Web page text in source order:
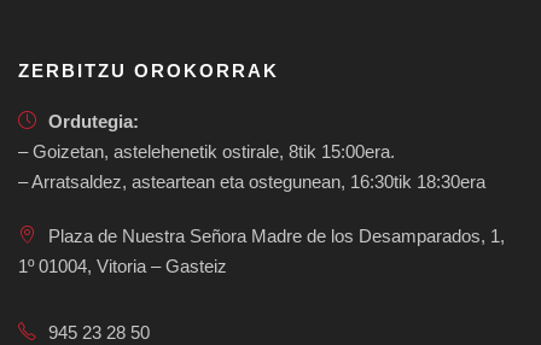
ZERBITZU OROKORRAK
Ordutegia:
– Goizetan, astelehenetik ostirale, 8tik 15:00era.
– Arratsaldez, asteartean eta ostegunean, 16:30tik 18:30era
Plaza de Nuestra Señora Madre de los Desamparados, 1,
1º 01004, Vitoria – Gasteiz
945 23 28 50